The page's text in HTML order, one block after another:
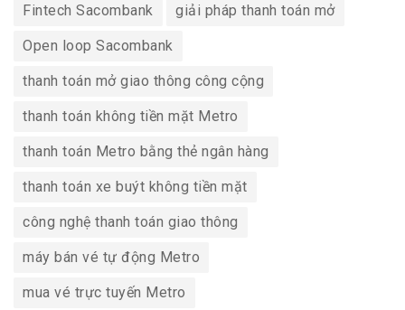
Fintech Sacombank giải pháp thanh toán mở
Open loop Sacombank
thanh toán mở giao thông công cộng
thanh toán không tiền mặt Metro
thanh toán Metro bằng thẻ ngân hàng
thanh toán xe buýt không tiền mặt
công nghệ thanh toán giao thông
máy bán vé tự động Metro
mua vé trực tuyến Metro